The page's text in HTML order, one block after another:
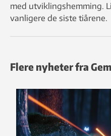
med utviklingshemming.
vanligere de siste tiårene.
Flere nyheter fra